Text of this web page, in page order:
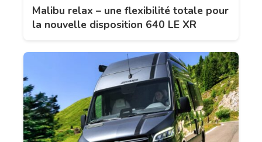
Malibu relax – une flexibilité totale pour
la nouvelle disposition 640 LE XR